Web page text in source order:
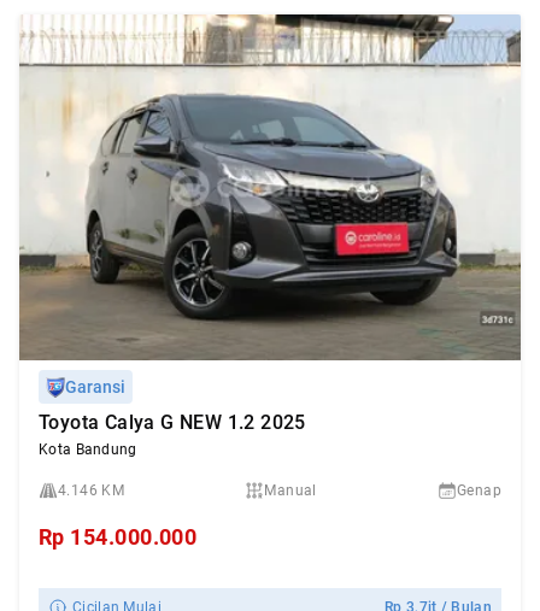
Garansi
Toyota Calya G NEW 1.2 2025
Kota Bandung
4.146 KM Manual Genap
Rp 154.000.000
Cicilan Mulai Rp3,7jt / Bulan